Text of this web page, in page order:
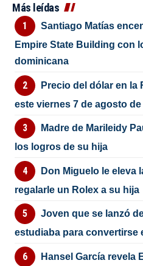
Más leídas
Santiago Matías
Empire State Building con
dominicana
Precio del dólar en la
este viernes 7 de agosto de
Madre de Marileidy
los logros de su hija
Don Miguelo le eleva
regalarle un Rolex a su hija
Joven que se lanzó
estudiaba para convertirse
Hansel García revela